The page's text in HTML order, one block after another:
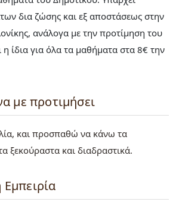
δια ζώσης και εξ αποστάσεως στην
ανάλογα με την προτίμηση του
η ίδια για όλα τα μαθήματα στα 8€ την
με προτιμήσει
και προσπαθώ να κάνω τα
ξεκούραστα και διαδραστικά.
Εμπειρία